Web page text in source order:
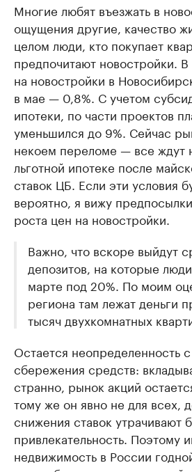
Многие любят въезжать в
ощущения другие, качество
целом люди, кто покупает
предпочитают новостройки.
на новостройки в
в мае — 0,8%. С учетом
ипотеки, по части проектов
уменьшился до 9%. Сейчас
некоем переломе — все ждут
льготной ипотеке после
ставок ЦБ. Если эти условия
вероятно, я вижу
роста цен на новостройки.
Важно, что вскоре выйдут
депозитов, на которые
марте под 20%. По моим
региона там лежат деньги
тысяч двухкомнатных
Остается неопределенность
сбережения средств:
странно, рынок акций
тому же он явно не для всех,
снижения ставок утрачивают
привлекательность. Поэтому
недвижимость в России